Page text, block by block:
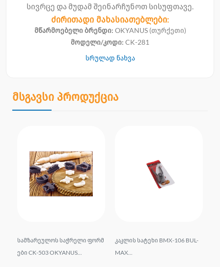
სივრცე და მუდამ შეინარჩუნოთ სისუფთავე.
ძირითადი მახასიათებლები:
მწარმოებელი ბრენდი: OKYANUS (თურქეთი)
მოდელი/კოდი: CK-281
სრულად ნახვა
მსგავსი პროდუქცია
სამზარეულოს საჭრელი ფორმ
ები CK-503 OKYANUS...
კაკლის სატეხი BMX-106 BUL-
MAX...